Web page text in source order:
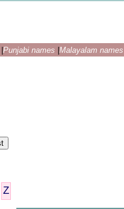
Punjabi names Malayalam names
Z